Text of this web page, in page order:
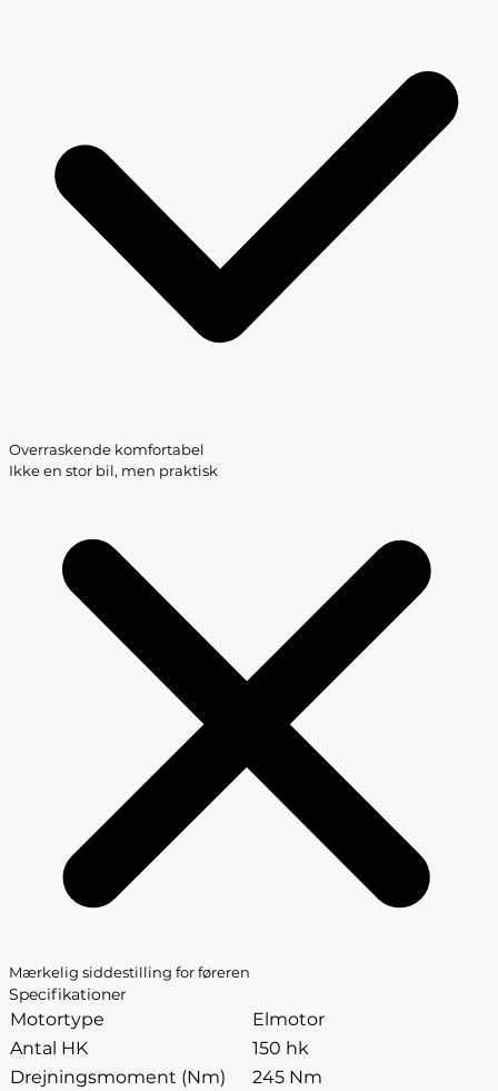
Overraskende komfortabel
Ikke en stor bil, men praktisk
Mærkelig siddestilling for føreren
Specifikationer
Motortype
Elmotor
Antal HK
150 hk
Drejningsmoment (Nm)
245 Nm